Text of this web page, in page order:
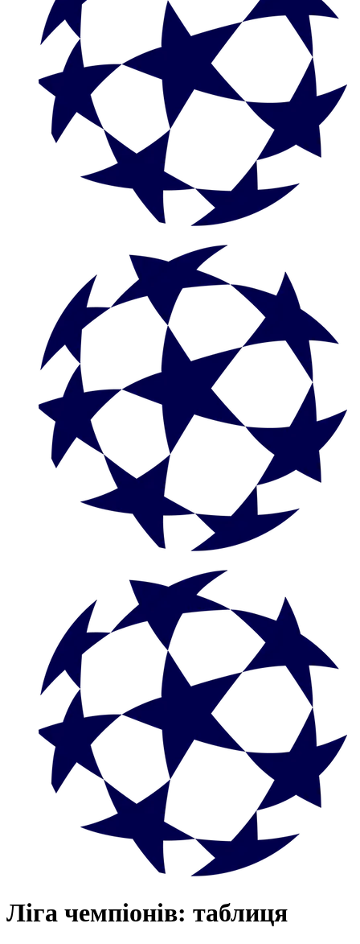
Ліга чемпіонів: таблиця